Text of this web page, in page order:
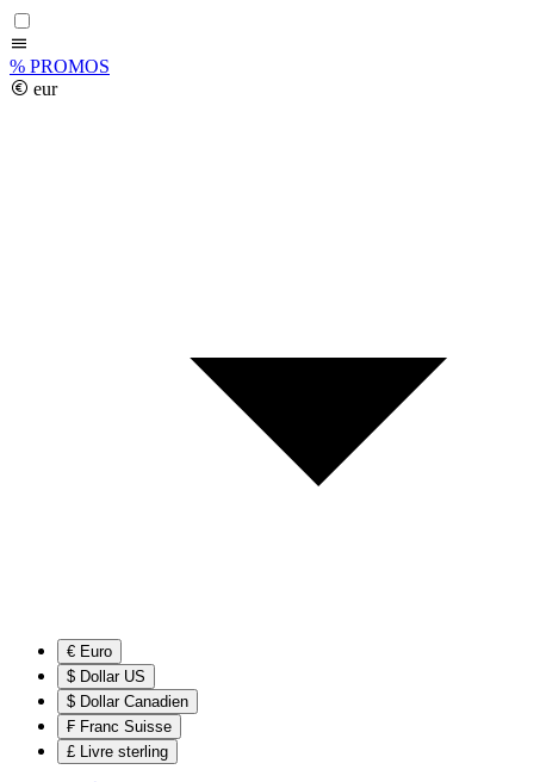
% PROMOS
eur
€ Euro
$ Dollar US
$ Dollar Canadien
₣ Franc Suisse
£ Livre sterling